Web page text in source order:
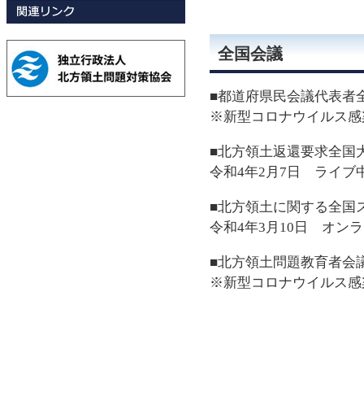
全国会議
■都道府県民会議代表者
※新型コロナウイルス
■北方領土返還要求全国
令和4年2月7日 ライブ
■北方領土に関する全国
令和4年3月10日 オン
■北方領土問題教育者
※新型コロナウイルス